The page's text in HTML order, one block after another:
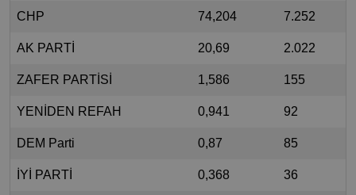
CHP 74,204 7.252
AK PARTİ 20,69 2.022
ZAFER PARTİSİ 1,586 155
YENİDEN REFAH 0,941 92
DEM Parti 0,87 85
İYİ PARTİ 0,368 36